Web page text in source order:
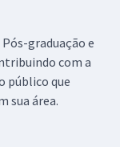
graduação e
com a
público que
sua área.